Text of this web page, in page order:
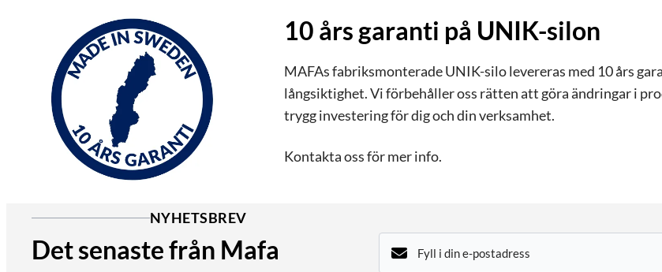
10 års garanti på UNIK-silon
MAFAs fabriksmonterade UNIK-silo levereras med 10 års
långsiktighet. Vi förbehåller oss rätten att göra ändringar i
trygg investering för dig och din verksamhet.
Kontakta oss för mer info.
NYHETSBREV
Det senaste från Mafa
E-
post(Obligatoriskt)